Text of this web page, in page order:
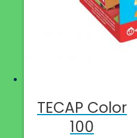
TECAP Color
100